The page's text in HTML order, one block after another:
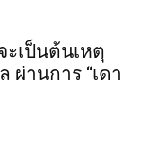
ะเป็นต้นเหตุ
านการ “เดา